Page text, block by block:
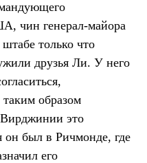
чин генерал-майора
только что
друзья Ли. У него
таким образом
это
он был в Ричмонде, где
его